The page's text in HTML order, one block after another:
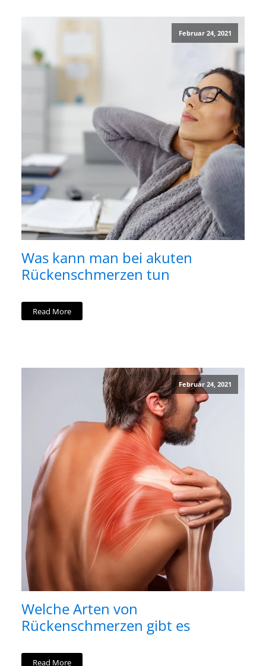
Februar 24, 2021
Was kann man bei akuten
Rückenschmerzen tun
Read More
Februar 24, 2021
Welche Arten von
Rückenschmerzen gibt es
Read More